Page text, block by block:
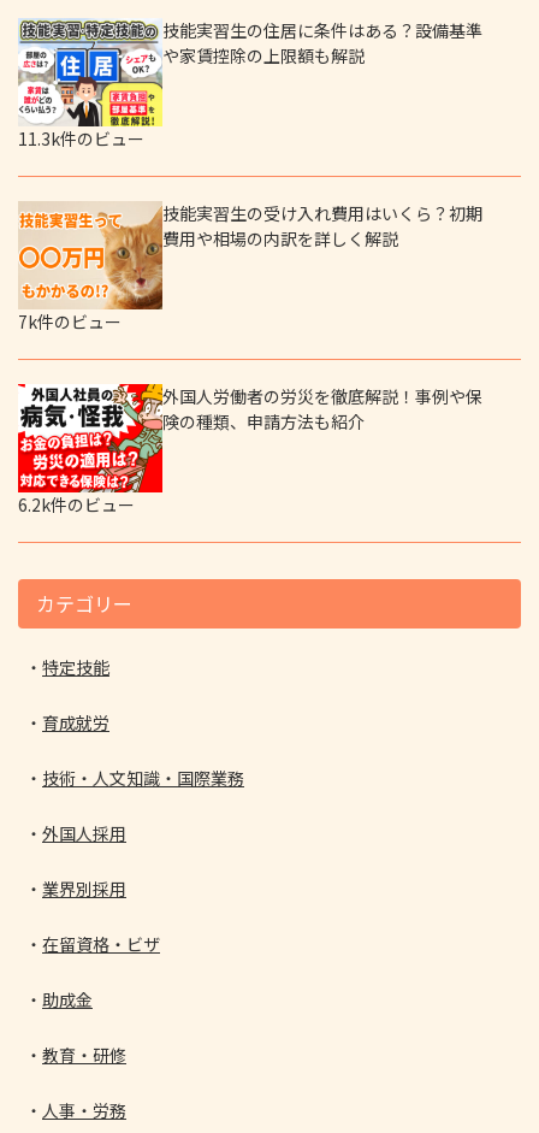
技能実習生の住居に条件はある？設備基準
や家賃控除の上限額も解説
11.3k件のビュー
技能実習生の受け入れ費用はいくら？初期
費用や相場の内訳を詳しく解説
7k件のビュー
外国人労働者の労災を徹底解説！事例や保
険の種類、申請方法も紹介
6.2k件のビュー
カテゴリー
特定技能
育成就労
技術・人文知識・国際業務
外国人採用
業界別採用
在留資格・ビザ
助成金
教育・研修
人事・労務